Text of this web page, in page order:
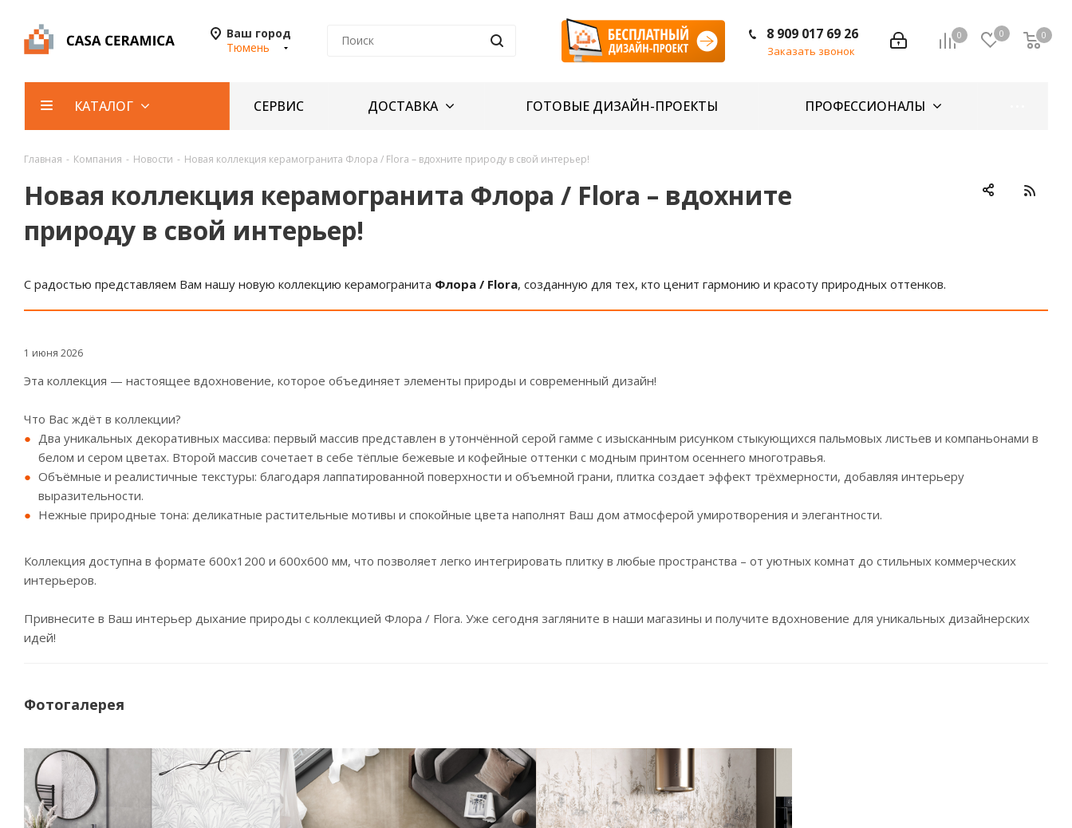
Ваш город
Тюмень
0 0 0
8 909 017 69 26
Заказать звонок
КАТАЛОГ СЕРВИС ДОСТАВКА ГОТОВЫЕ ДИЗАЙН-ПРОЕКТЫ ПРОФЕССИОНАЛЫ
Главная - Компания - Новости - Новая коллекция керамогранита Флора / Flora – вдохните природу в свой интерьер!
Новая коллекция керамогранита Флора / Flora – вдохните
природу в свой интерьер!
С радостью представляем Вам нашу новую коллекцию керамогранита Флора / Flora, созданную для тех, кто ценит гармонию и красоту природных оттенков.
1 июня 2026
Эта коллекция — настоящее вдохновение, которое объединяет элементы природы и современный дизайн!
Что Вас ждёт в коллекции?
Два уникальных декоративных массива: первый массив представлен в утончённой серой гамме с изысканным рисунком стыкующихся пальмовых листьев и компаньонами в
белом и сером цветах. Второй массив сочетает в себе тёплые бежевые и кофейные оттенки с модным принтом осеннего многотравья.
Объёмные и реалистичные текстуры: благодаря лаппатированной поверхности и объемной грани, плитка создает эффект трёхмерности, добавляя интерьеру
выразительности.
Нежные природные тона: деликатные растительные мотивы и спокойные цвета наполнят Ваш дом атмосферой умиротворения и элегантности.
Коллекция доступна в формате 600x1200 и 600x600 мм, что позволяет легко интегрировать плитку в любые пространства – от уютных комнат до стильных коммерческих
интерьеров.
Привнесите в Ваш интерьер дыхание природы с коллекцией Флора / Flora. Уже сегодня загляните в наши магазины и получите вдохновение для уникальных дизайнерских
идей!
Фотогалерея